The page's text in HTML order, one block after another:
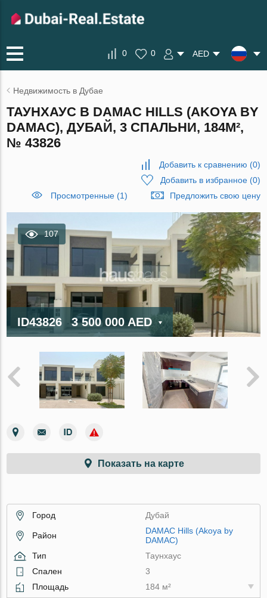
0 0 AED
Недвижимость в Дубае
ТАУНХАУС В DAMAC HILLS (AKOYA BY
DAMAC), ДУБАЙ, 3 СПАЛЬНИ, 184М²,
№ 43826
Добавить к сравнению (0)
Добавить в избранное(0)
Просмотренные (1)
Предложить свою цену
107
ID43826 3 500 000 AED
Показать на карте
Город Дубай
Район
DAMAC Hills (Akoya by
DAMAC)
Тип
Таунхаус
Спален
3
Площадь
184 м²